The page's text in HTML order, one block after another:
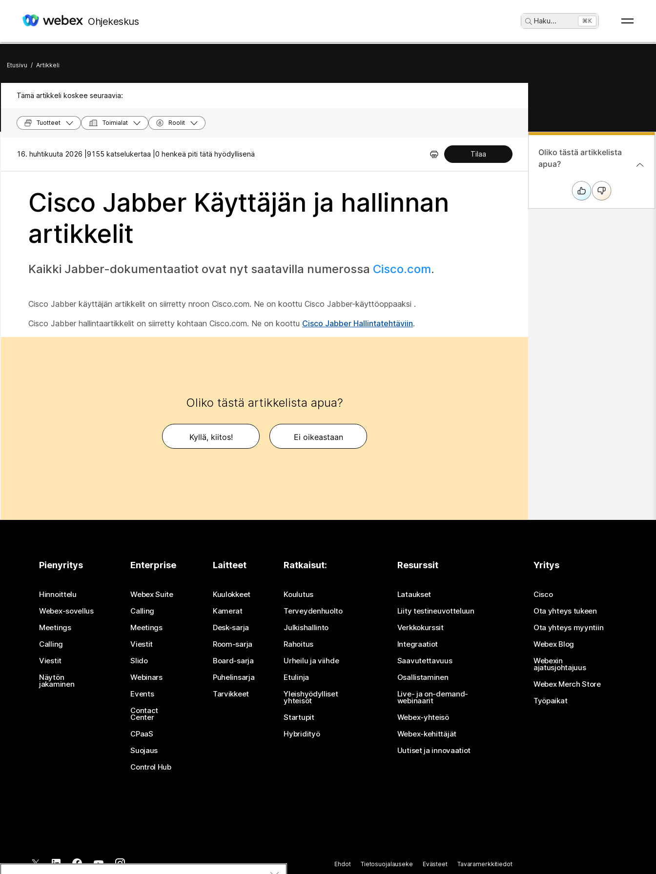
Ohjekeskus Haku... ⌘K
Etusivu / Artikkeli
Tämä artikkeli koskee seuraavia:
Tuotteet Toimialat Roolit
16. huhtikuuta 2026 | 9155 katselukertaa | 0 henkeä piti tätä hyödyllisenä Tilaa
Cisco Jabber Käyttäjän ja hallinnan
artikkelit
Kaikki Jabber-dokumentaatiot ovat nyt saatavilla numerossa Cisco.com.
Cisco Jabber käyttäjän artikkelit on siirretty nroon Cisco.com. Ne on koottu Cisco Jabber-käyttöoppaaksi .
Cisco Jabber hallintaartikkelit on siirretty kohtaan Cisco.com. Ne on koottu Cisco Jabber Hallintatehtäviin.
Oliko tästä artikkelista apua?
Kyllä, kiitos! Ei oikeastaan
Oliko tästä artikkelista
apua?
Pienyritys
Hinnoittelu
Webex-sovellus
Meetings
Calling
Viestit
Näytön
jakaminen
Enterprise
Webex Suite
Calling
Meetings
Viestit
Slido
Webinars
Events
Contact
Center
CPaaS
Suojaus
Control Hub
Laitteet
Kuulokkeet
Kamerat
Desk-sarja
Room-sarja
Board-sarja
Puhelinsarja
Tarvikkeet
Ratkaisut:
Koulutus
Terveydenhuolto
Julkishallinto
Rahoitus
Urheilu ja viihde
Etulinja
Yleishyödylliset
yhteisöt
Startupit
Hybridityö
Resurssit
Lataukset
Liity testineuvotteluun
Verkkokurssit
Integraatiot
Saavutettavuus
Osallistaminen
Live- ja on-demand-
webinaarit
Webex-yhteisö
Webex-kehittäjät
Uutiset ja innovaatiot
Yritys
Cisco
Ota yhteys tukeen
Ota yhteys myyntiin
Webex Blog
Webexin
ajatusjohtajuus
Webex Merch Store
Työpaikat
Ehdot Tietosuojalauseke Evästeet Tavaramerkkitiedot